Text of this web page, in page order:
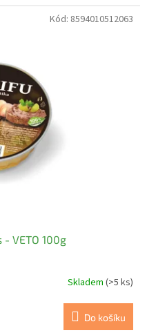
- VETO 100g
Skladem (>5 ks)
Do košíku
Kód: 8594010512063